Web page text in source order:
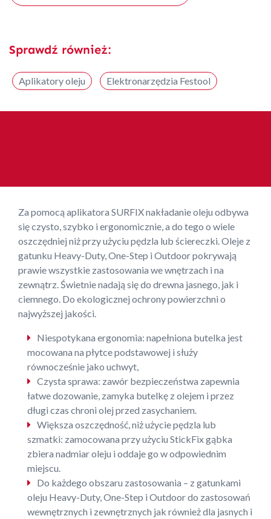
Sprawdź również:
Aplikatory oleju Elektronarzędzia Festool
Za pomocą aplikatora SURFIX nakładanie oleju odbywa
się czysto, szybko i ergonomicznie, a do tego o wiele
oszczędniej niż przy użyciu pędzla lub ściereczki. Oleje z
gatunku Heavy-Duty, One-Step i Outdoor pokrywają
prawie wszystkie zastosowania we wnętrzach i na
zewnątrz. Świetnie nadają się do drewna jasnego, jak i
ciemnego. Do ekologicznej ochrony powierzchni o
najwyższej jakości.
Niespotykana ergonomia: napełniona butelka jest
mocowana na płytce podstawowej i służy
równocześnie jako uchwyt,
Czysta sprawa: zawór bezpieczeństwa zapewnia
łatwe dozowanie, zamyka butelkę z olejem i przez
długi czas chroni olej przed zasychaniem.
Większa oszczędność, niż użycie pędzla lub
szmatki: zamocowana przy użyciu StickFix gąbka
zbiera nadmiar oleju i oddaje go w odpowiednim
miejscu.
Do każdego obszaru zastosowania – z gatunkami
oleju Heavy-Duty, One-Step i Outdoor do zastosowań
wewnętrznych i zewnętrznych jak również dla jasnych i